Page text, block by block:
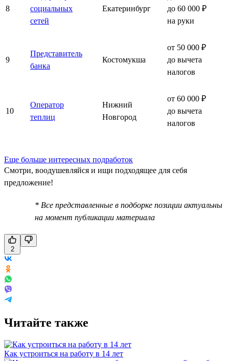
8
социальных
сетей
Екатеринбург
до 60 000 ₽
на руки
9
Представитель
банка
Костомукша
от 50 000 ₽
до вычета
налогов
10
Оператор
теплиц
Нижний
Новгород
от 60 000 ₽
до вычета
налогов
Еще больше интересных подработок
Смотри, воодушевляйся и ищи подходящее для себя
предложение!
* Все представленные в подборке позиции актуальны
на момент публикации материала
2
Читайте также
Как устроиться на работу в 14 лет